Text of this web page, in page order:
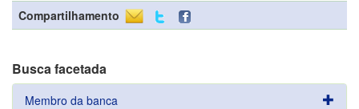
Compartilhamento
Busca facetada
Membro da banca